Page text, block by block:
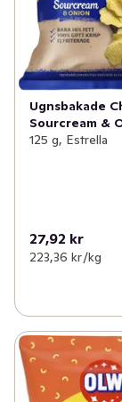
Ugnsbakade
Sourcream &
125 g, Estrella
27,92 kr
223,36 kr /kg